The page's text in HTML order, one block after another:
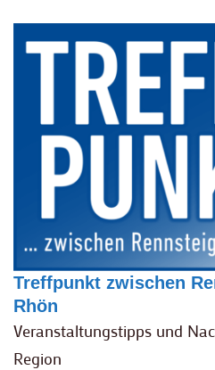
Treffpunkt zwischen
Rhön
Veranstaltungstipps und
Region